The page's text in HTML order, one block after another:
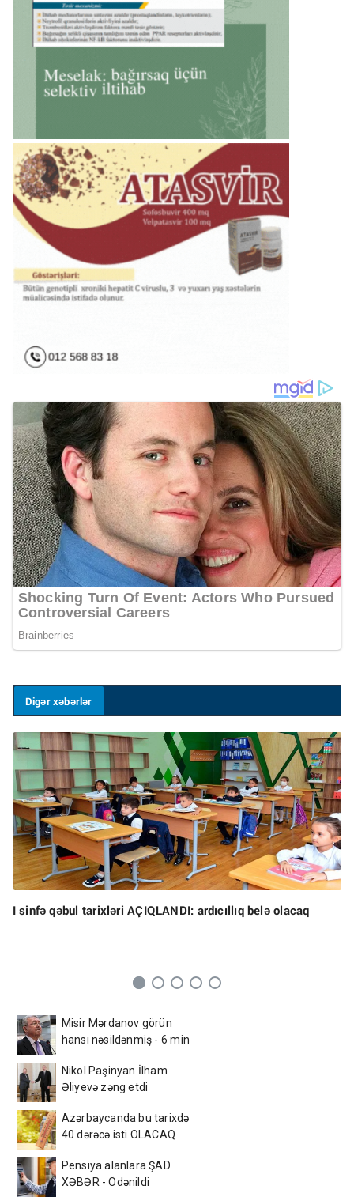
Digər xəbərlər
I sinfə qəbul tarixləri AÇIQLANDI: ardıcıllıq belə olacaq
Misir Mərdanov görün
hansı nəsildənmiş - 6 min
Nikol Paşinyan İlham
Əliyevə zəng etdi
Azərbaycanda bu tarixdə
40 dərəcə isti OLACAQ
Pensiya alanlara ŞAD
XƏBƏR - Ödənildi